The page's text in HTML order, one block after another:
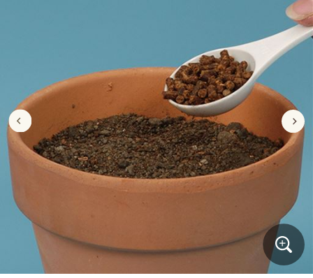
キッチン・雑貨・日用品
寝具・ベッド
カーテン・ラグ・ファブリック
美容・健康・サプリメント
制服・スクールすべて
制服・学生服
ジュニア・ティーンズ下着
大きいサイズ
大きいサイズ通販すべて
大きいサイズ レディース服
大きいサイズ レディース下着
大きいサイズ メンズ
バーゲン
バーゲンセール
シークレットセール
商品カテゴリ一覧
カタログ
カーテン・ラグ・ファブリック
制服・学生服
ジュニア・ティーンズ下着
大きいサイズ通販すべて
大きいサイズ レディース服
大きいサイズ レディース下着
大きいサイズ メンズ
大きいサイズ 事務・制服
バーゲン
バーゲンセール
シークレットセール
詳細検索
商品カテゴリ一覧
カタログ
カタログ・チラシからのご注文